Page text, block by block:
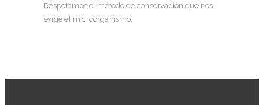
Respetamos el método de conservación que nos
exige el microorganismo.